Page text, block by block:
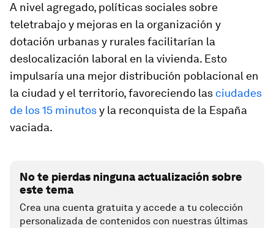
A nivel agregado, políticas sociales sobre
teletrabajo y mejoras en la organización y
dotación urbanas y rurales facilitarían la
deslocalización laboral en la vivienda. Esto
impulsaría una mejor distribución poblacional en
la ciudad y el territorio, favoreciendo las ciudades
de los 15 minutosy la reconquista de la España
vaciada.
No te pierdas ninguna actualización sobre
este tema
Crea una cuenta gratuita y accede a tu colección
personalizada de contenidos con nuestras últimas